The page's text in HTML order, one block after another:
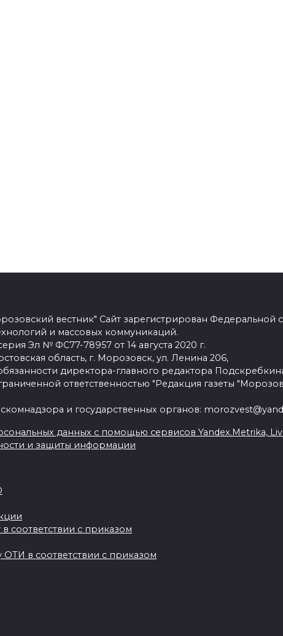
вестник" Сайт зарегистрирован Федеральной
и массовых коммуникаций.
Эл № ФС77-78957 от 14 августа 2020 г.
область, г. Морозовск, ул. Ленина 206,
директора-главного редактора
ответственностью "Редакция газеты
и государственных органов:
данных с помощью сервисов Yandex.Metrika,
и защиты информации
соответствии с приказом
в соответствии с приказом